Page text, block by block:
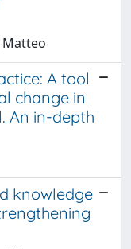
Matteo
A tool
change in
An in-depth
knowledge